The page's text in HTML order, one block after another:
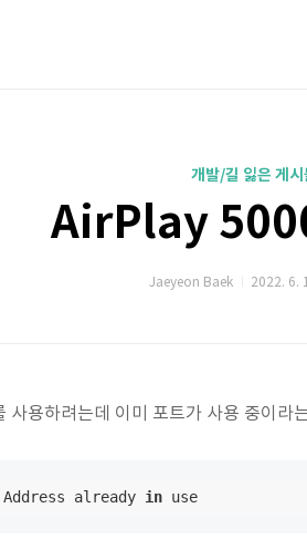
개발/길 잃은 게시
AirPlay
Jaeyeon Baek 2022. 6.
사용하려는데 이미 포트가 사용 중이라
already in use